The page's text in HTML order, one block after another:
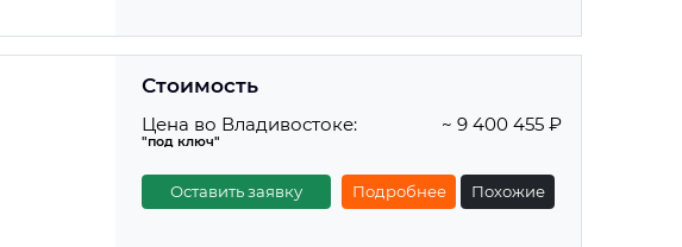
Стоимость
Цена во Владивостоке:
"под ключ"
~ 9 400 455 ₽
Оставить заявку Подробнее Похожие